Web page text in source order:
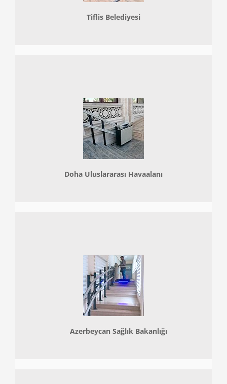
Tiflis Belediyesi
Doha Uluslararası Havaalanı
Azerbeycan Sağlık Bakanlığı